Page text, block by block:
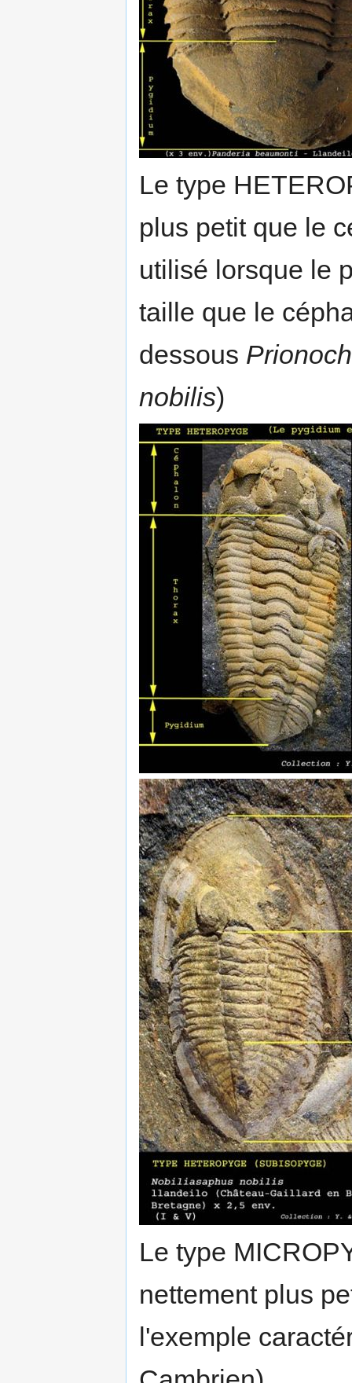
Le type
plus petit que le
utilisé lorsque le
taille que le
dessous
nobilis)
Le type
nettement plus
l'exemple